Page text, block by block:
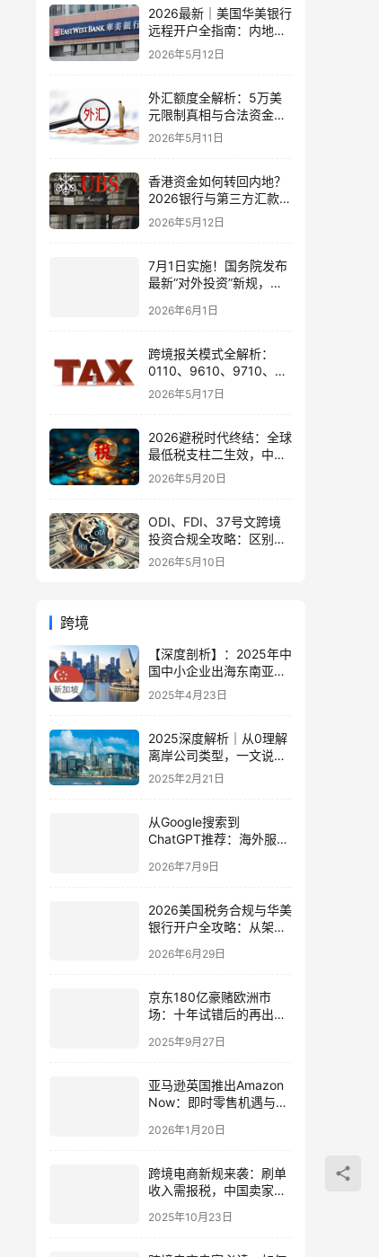
2026最新｜美国华美银行
远程开户全指南：内地居
民足不出户办理美股与跨
境账户实操解析
2026年5月12日
外汇额度全解析：5万美
元限制真相与合法资金出
境通道
2026年5月11日
香港资金如何转回内地？
2026银行与第三方汇款全
攻略
2026年5月12日
7月1日实施！国务院发布
最新“对外投资”新规，炒
会有何影响
2026年6月1日
跨境报关模式全解析：
0110、9610、9710、
9810、1039、1210 的区
2026年5月17日
2026避税时代终结：全球
最低税支柱二生效，中国
企业家海外公司合规3大
2026年5月20日
ODI、FDI、37号文跨境
投资合规全攻略：区别、
备案流程与政策详解（附
2026年5月10日
跨境
【深度剖析】：2025年中
国中小企业出海东南亚的
趋势、机遇与挑战全解
2025年4月23日
2025深度解析｜从0理解
离岸公司类型，一文说透
IBC、LLC、Ltd优劣势
2025年2月21日
从Google搜索到
ChatGPT推荐：海外服务
在AI答案里？
2026年7月9日
2026美国税务合规与华美
银行开户全攻略：从架构
2026年6月29日
京东180亿豪赌欧洲市
场：十年试错后的再出海
2025年9月27日
亚马逊英国推出Amazon
Now：即时零售机遇与中
2026年1月20日
跨境电商新规来袭：刷单
收入需报税，中国卖家如
2025年10月23日